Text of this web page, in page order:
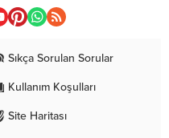
Sıkça Sorulan Sorular
Kullanım Koşulları
Site Haritası